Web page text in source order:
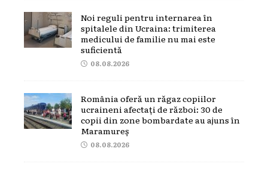
Noi reguli pentru internarea în
spitalele din Ucraina: trimiterea
medicului de familie nu mai este
suficientă
08.08.2026
România oferă un răgaz copiilor
ucraineni afectați de război: 30 de
copii din zone bombardate au ajuns în
Maramureș
08.08.2026